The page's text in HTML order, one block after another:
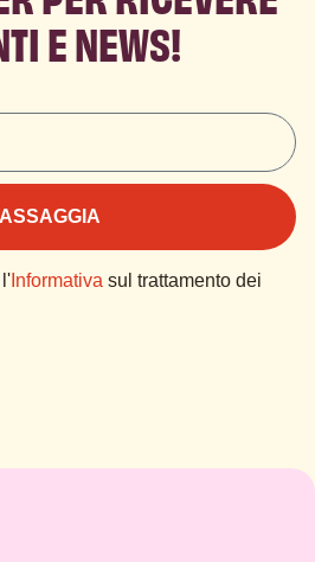
E NEWS!
Informativa sul trattamento dei
ASSAGGIA